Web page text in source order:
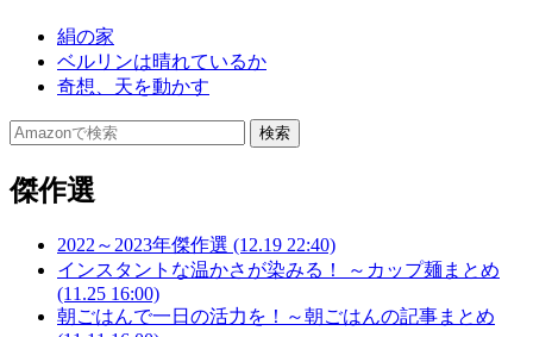
絹の家
ベルリンは晴れているか
奇想、天を動かす
傑作選
2022～2023年傑作選 (12.19 22:40)
インスタントな温かさが染みる！ ～カップ麺まとめ
(11.25 16:00)
朝ごはんで一日の活力を！～朝ごはんの記事まとめ